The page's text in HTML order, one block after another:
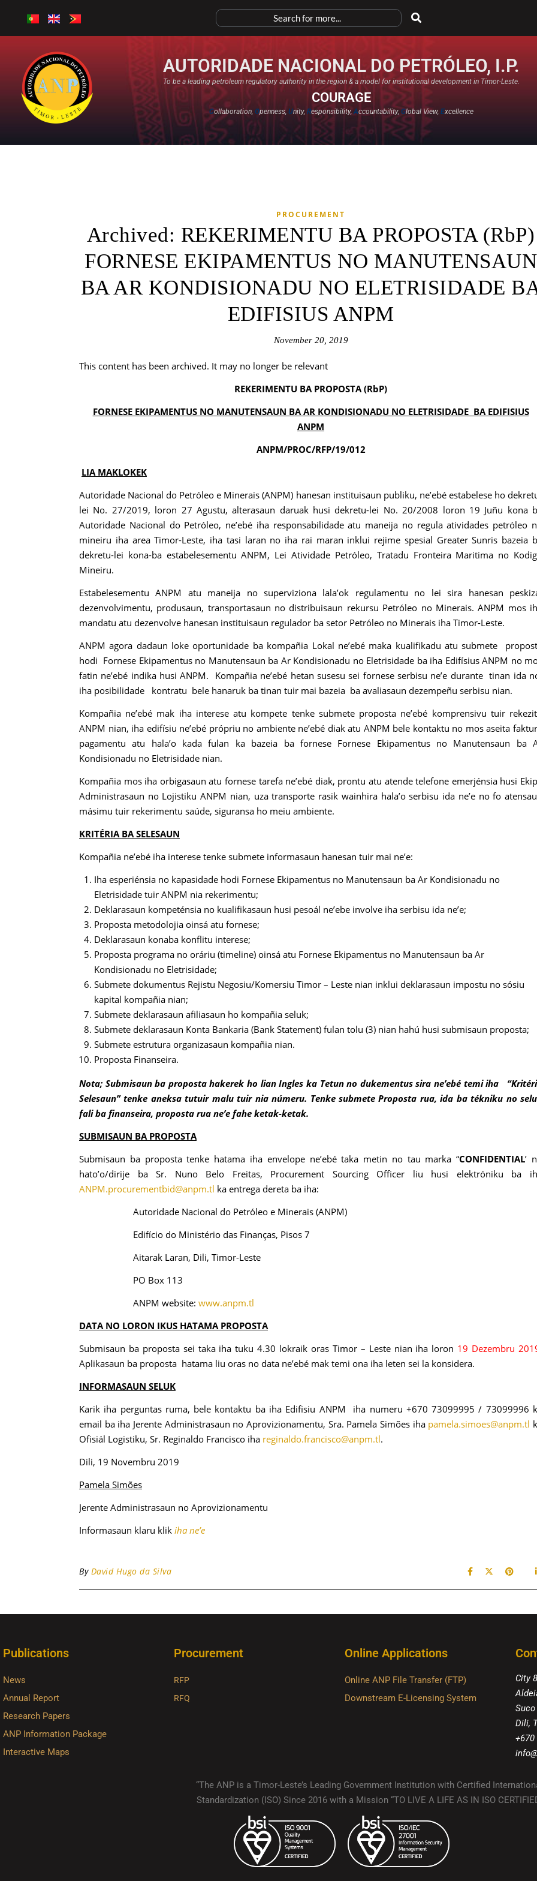
AUTORIDADE NACIONAL DO PETRÓLEO, I.P.
To be a leading petroleum regulatory authority in the region & a model for institutional development in Timor-Leste.
COURAGE
Collaboration,Openness,Unity,Responsibility,Accountability,Global View,Excellence​
PROCUREMENT
Archived: REKERIMENTU BA PROPOSTA (RbP)
FORNESE EKIPAMENTUS NO MANUTENSAUN
BA AR KONDISIONADU NO ELETRISIDADE
EDIFISIUS ANPM
November 20, 2019
This content has been archived. It may no longer be relevant
REKERIMENTU BA PROPOSTA (RbP)
FORNESE EKIPAMENTUS NO MANUTENSAUN BA AR KONDISIONADU NO ELETRISIDADE BA EDIFISIUS
ANPM
ANPM/PROC/RFP/19/012
LIA MAKLOKEK
Autoridade Nacional do Petróleo e Minerais (ANPM) hanesan instituisaun publiku, ne’ebé estabelese ho
lei No. 27/2019, loron 27 Agustu, alterasaun daruak husi dekretu-lei No. 20/2008 loron 19 Juñu kona
Autoridade Nacional do Petróleo, ne’ebé iha responsabilidade atu maneija no regula atividades petróleo
mineiru iha area Timor-Leste, iha tasi laran no iha rai maran inklui rejime spesial Greater Sunris bazeia
dekretu-lei kona-ba estabelesementu ANPM, Lei Atividade Petróleo, Tratadu Fronteira Maritima no
Mineiru.
Estabelesementu ANPM atu maneija no superviziona lala’ok regulamentu no lei sira hanesan
dezenvolvimentu, produsaun, transportasaun no distribuisaun rekursu Petróleo no Minerais. ANPM mos
mandatu atu dezenvolve hanesan instituisaun regulador ba setor Petróleo no Minerais iha Timor-Leste.
ANPM agora dadaun loke oportunidade ba kompañia Lokal ne’ebé maka kualifikadu atu submete
hodi Fornese Ekipamentus no Manutensaun ba Ar Kondisionadu no Eletrisidade ba iha Edifísius ANPM no
fatin ne’ebé indika husi ANPM. Kompañia ne’ebé hetan susesu sei fornese serbisu ne’e durante tinan ida
iha posibilidade kontratu bele hanaruk ba tinan tuir mai bazeia ba avaliasaun dezempeñu serbisu nian.
Kompañia ne’ebé mak iha interese atu kompete tenke submete proposta ne’ebé komprensivu tuir
ANPM nian, iha edifísiu ne’ebé própriu no ambiente ne’ebé diak atu ANPM bele kontaktu no mos aseita
pagamentu atu hala’o kada fulan ka bazeia ba fornese Fornese Ekipamentus no Manutensaun ba
Kondisionadu no Eletrisidade nian.
Kompañia mos iha orbigasaun atu fornese tarefa ne’ebé diak, prontu atu atende telefone emerjénsia husi
Administrasaun no Lojistiku ANPM nian, uza transporte rasik wainhira hala’o serbisu ida ne’e no fo
másimu tuir rekerimentu saúde, siguransa ho meiu ambiente.
KRITÉRIA BA SELESAUN
Kompañia ne’ebé iha interese tenke submete informasaun hanesan tuir mai ne’e:
Iha esperiénsia no kapasidade hodi Fornese Ekipamentus no Manutensaun ba Ar Kondisionadu no
Eletrisidade tuir ANPM nia rekerimentu;
Deklarasaun kompeténsia no kualifikasaun husi pesoál ne’ebe involve iha serbisu ida ne’e;
Proposta metodolojia oinsá atu fornese;
Deklarasaun konaba konflitu interese;
Proposta programa no oráriu (timeline) oinsá atu Fornese Ekipamentus no Manutensaun ba Ar
Kondisionadu no Eletrisidade;
Submete dokumentus Rejistu Negosiu/Komersiu Timor – Leste nian inklui deklarasaun impostu no sósiu
kapital kompañia nian;
Submete deklarasaun afiliasaun ho kompañia seluk;
Submete deklarasaun Konta Bankaria (Bank Statement) fulan tolu (3) nian hahú husi submisaun proposta;
Submete estrutura organizasaun kompañia nian.
Proposta Finanseira.
Nota; Submisaun ba proposta hakerek ho lian Ingles ka Tetun no dukementus sira ne’ebé temi iha
Selesaun” tenke aneksa tutuir malu tuir nia númeru. Tenke submete Proposta rua, ida ba tékniku no
fali ba finanseira, proposta rua ne’e fahe ketak-ketak.
SUBMISAUN BA PROPOSTA
Submisaun ba proposta tenke hatama iha envelope ne’ebé taka metin no tau marka “CONFIDENTIAL’
hato’o/dirije ba Sr. Nuno Belo Freitas, Procurement Sourcing Officer liu husi elektróniku ba
ANPM.procurementbid@anpm.tl ka entrega dereta ba iha:
Autoridade Nacional do Petróleo e Minerais (ANPM)
Edifício do Ministério das Finanças, Pisos 7
Aitarak Laran, Dili, Timor-Leste
PO Box 113
ANPM website: www.anpm.tl
DATA NO LORON IKUS HATAMA PROPOSTA
Submisaun ba proposta sei taka iha tuku 4.30 lokraik oras Timor – Leste nian iha loron 19 Dezembru
Aplikasaun ba proposta hatama liu oras no data ne’ebé mak temi ona iha leten sei la konsidera.
INFORMASAUN SELUK
Karik iha perguntas ruma, bele kontaktu ba iha Edifisiu ANPM iha numeru +670 73099995 / 73099996
email ba iha Jerente Administrasaun no Aprovizionamentu, Sra. Pamela Simões iha pamela.simoes@anpm.tl
Ofisiál Logistiku, Sr. Reginaldo Francisco iha reginaldo.francisco@anpm.tl.
Dili, 19 Novembru 2019
Pamela Simões
Jerente Administrasaun no Aprovizionamentu
Informasaun klaru klik iha ne’e
By David Hugo da Silva
Publications
News
Annual Report
Research Papers
ANP Information Package
Interactive Maps
Procurement
RFP
RFQ
Online Applications
Online ANP File Transfer (FTP)
Downstream E-Licensing System
City
Dili,
+670
“The ANP is a Timor-Leste’s Leading Government Institution with Certified
Standardization (ISO) Since 2016 with a Mission “TO LIVE A LIFE AS IN ISO